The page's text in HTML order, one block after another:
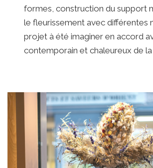
formes, construction du support
le fleurissement avec différentes
projet à été imaginer en accord
contemporain et chaleureux de